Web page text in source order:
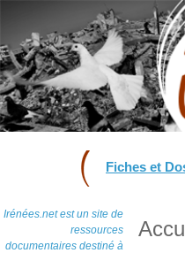
Fiches et
Irénées.net est un site de
ressources
documentaires destiné à